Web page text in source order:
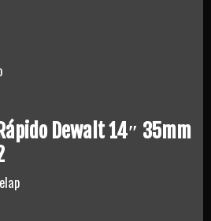
Dewalt 14″ 35mm